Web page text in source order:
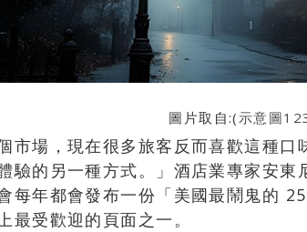
圖片取自:(示意圖
市場，現在很多旅客反而喜歡這種口
驗的另一種方式。」酒店業專家安
每年都會發布一份「美國最鬧鬼的
最受歡迎的頁面之一。